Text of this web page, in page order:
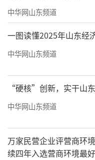
说物业年度演讲
重磅发布了“2024
业”及专项榜单。
中华网山东频道
一图读懂2025年山东经
中华网山东频道
“硬核”创新，实干山
中华网山东频道
万家民营企业评营商环
续四年入选营商环境最